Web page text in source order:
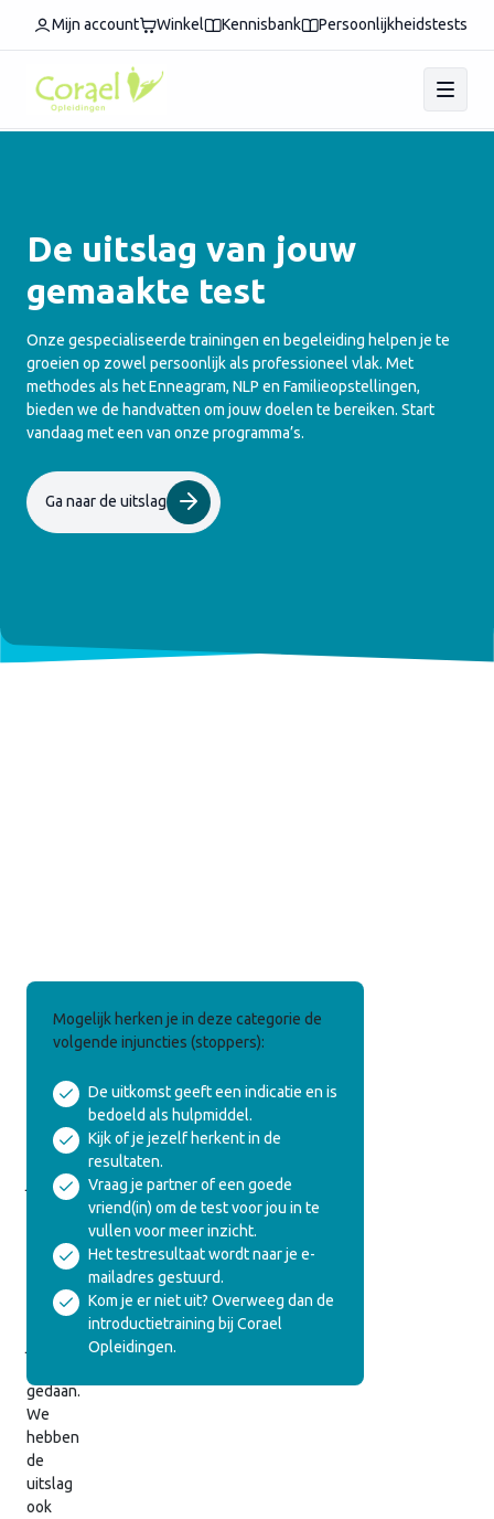
Mijn account Winkel Kennisbank Persoonlijkheidstests
De uitslag van jouw
gemaakte test
Onze gespecialiseerde trainingen en begeleiding helpen je te
groeien op zowel persoonlijk als professioneel vlak. Met
methodes als het Enneagram, NLP en Familieopstellingen,
bieden we de handvatten om jouw doelen te bereiken. Start
vandaag met een van onze programma’s.
Ga naar de uitslag
Resultaat
Enneagramtype
test
Onderstaand
enneagramtest
gedaan.
We
hebben
de
uitslag
ook
Mogelijk herken je in deze categorie de
volgende injuncties (stoppers):
De uitkomst geeft een indicatie en is
bedoeld als hulpmiddel.
Kijk of je jezelf herkent in de
resultaten.
Vraag je partner of een goede
vriend(in) om de test voor jou in te
vullen voor meer inzicht.
Het testresultaat wordt naar je e-
mailadres gestuurd.
Kom je er niet uit? Overweeg dan de
introductietraining bij Corael
Opleidingen.